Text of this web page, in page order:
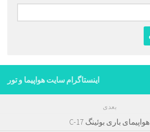
اینستاگرام سایت هواپیما و تور
بعدی
هواپیمای باری بوئینگ C-17